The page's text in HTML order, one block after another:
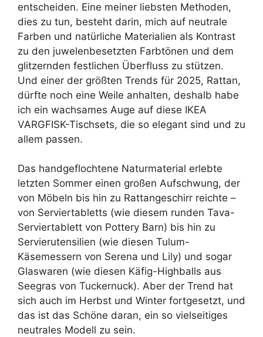
entscheiden. Eine meiner liebsten Methoden,
dies zu tun, besteht darin, mich auf neutrale
Farben und natürliche Materialien als Kontrast
zu den juwelenbesetzten Farbtönen und dem
glitzernden festlichen Überfluss zu stützen.
Und einer der größten Trends für 2025, Rattan,
dürfte noch eine Weile anhalten, deshalb habe
ich ein wachsames Auge auf diese IKEA
VARGFISK-Tischsets, die so elegant sind und zu
allem passen.
Das handgeflochtene Naturmaterial erlebte
letzten Sommer einen großen Aufschwung, der
von Möbeln bis hin zu Rattangeschirr reichte –
von Serviertabletts (wie diesem runden Tava-
Serviertablett von Pottery Barn) bis hin zu
Servierutensilien (wie diesen Tulum-
Käsemessern von Serena und Lily) und sogar
Glaswaren (wie diesen Käfig-Highballs aus
Seegras von Tuckernuck). Aber der Trend hat
sich auch im Herbst und Winter fortgesetzt, und
das ist das Schöne daran, ein so vielseitiges
neutrales Modell zu sein.